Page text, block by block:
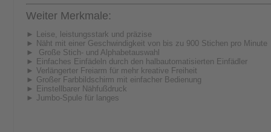
Weiter Merkmale:
► Leise, leistungsstark und präzise
► Näht mit einer Geschwindigkeit von bis zu 900 Stichen pro Minute
► Große Stich- und Alphabetauswahl
► Einfaches Einfädeln durch den halbautomatisierten Einfädler
► Verlängerter Freiarm für mehr kreative Freiheit
► Großer Farbbildschirm mit einfacher Bedienung
► Einstellbarer Nähfußdruck
► Jumbo-Spule für langes